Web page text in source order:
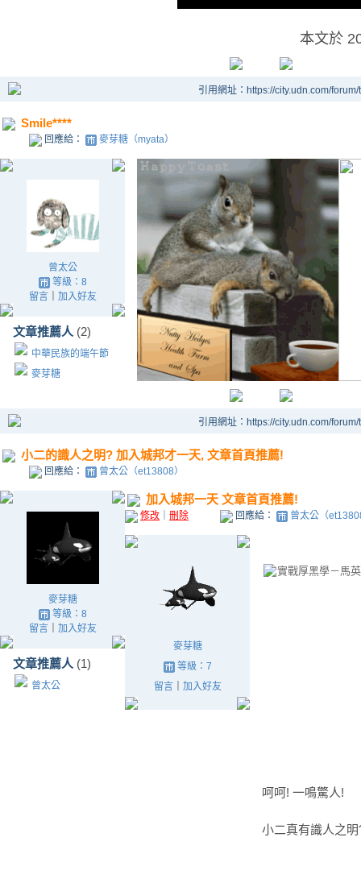
本文於
引用網址：https://city.udn.com/
Smile****
回應給： 麥芽糖（myata）
曾太公
等級：8
留言｜ 加入好友
文章推薦人 (2)
中華民族的端午節
麥芽糖
引用網址：https://city.udn.com/
小二的識人之明? 加入城邦才一天, 文章首頁推薦!
回應給： 曾太公（et13808）
麥芽糖
等級：8
留言｜ 加入好友
文章推薦人 (1)
曾太公
加入城邦一天 文章首頁推薦!
修改 刪除 回應給： 曾太公（
麥芽糖
等級：7
留言｜ 加入好友
實戰厚黑學－馬
呵呵! 一鳴驚人!
小二真有識人之明